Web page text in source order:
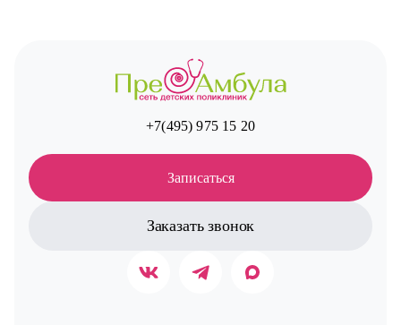
+7(495) 975 15 20
Записаться
Заказать звонок